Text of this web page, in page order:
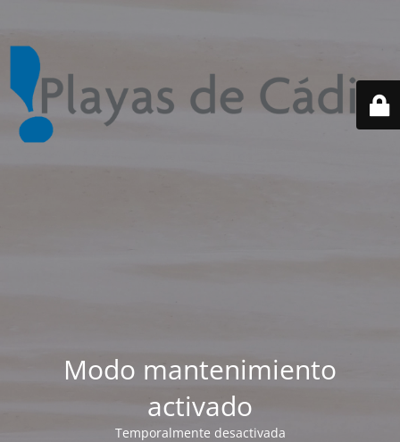
Modo mantenimiento
activado
Temporalmente desactivada